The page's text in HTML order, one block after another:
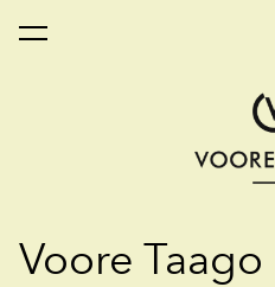
on lisätty ostoskoriin.
Voore Taago